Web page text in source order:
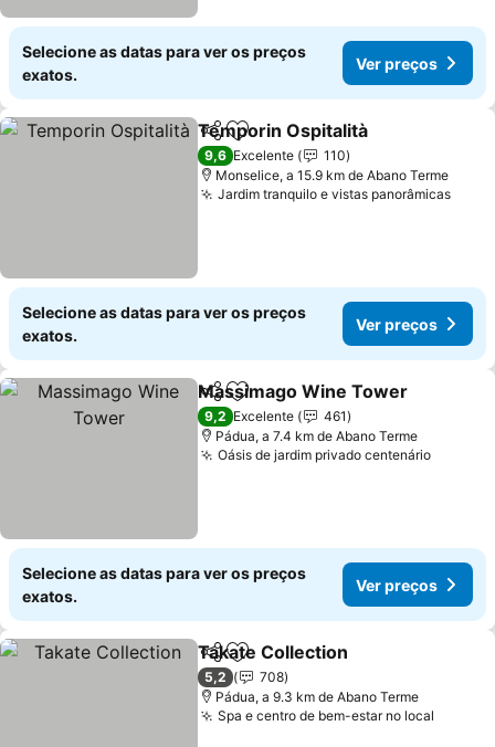
Selecione as datas para ver os preços
exatos.
Ver preços
PartilharAdicionar aos favoritos
Temporin Ospitalità
9,6 Excelente
110
Monselice, a 15.9 km de Abano Terme
Jardim tranquilo e vistas panorâmicas
Selecione as datas para ver os preços
exatos.
Ver preços
PartilharAdicionar aos favoritos
Massimago Wine Tower
9,2 Excelente
461
Pádua, a 7.4 km de Abano Terme
Oásis de jardim privado centenário
Selecione as datas para ver os preços
exatos.
Ver preços
PartilharAdicionar aos favoritos
Takate Collection
5,2
708
Pádua, a 9.3 km de Abano Terme
Spa e centro de bem-estar no local